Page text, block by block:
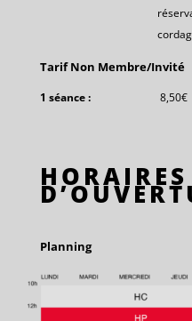
réservation en
cordage 21€
Tarif Non Membre/Invité
1 séance: 8,50€
HORAIRES
Planning